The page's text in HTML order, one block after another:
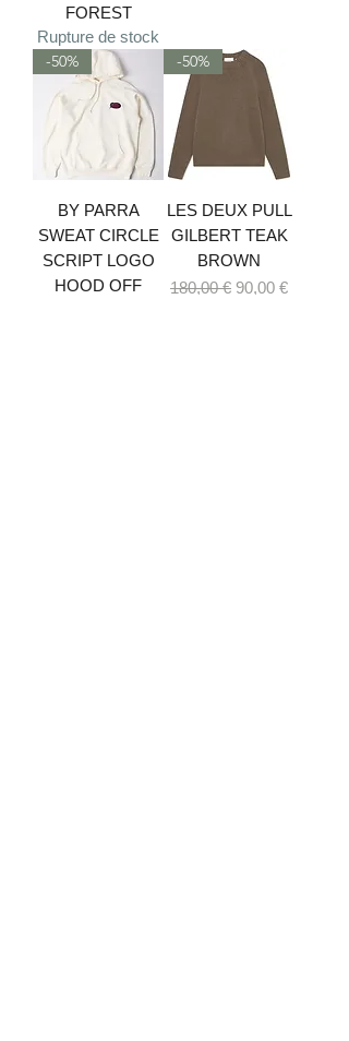
FOREST
Rupture de stock
-50%
BY PARRA
SWEAT CIRCLE
SCRIPT LOGO
HOOD OFF
-50%
LES DEUX PULL
GILBERT TEAK
BROWN
Prix original
180,00 € Prix promotionnel
90,00 €